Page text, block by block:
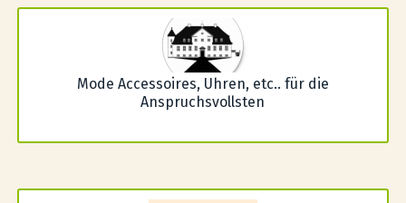
Mode Accessoires, Uhren, etc.. für die
Anspruchsvollsten